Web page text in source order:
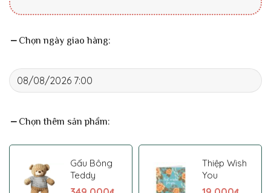
Chọn ngày giao hàng:
Chọn thêm sản phẩm:
Gấu Bông
Teddy
Thiệp Wish
You